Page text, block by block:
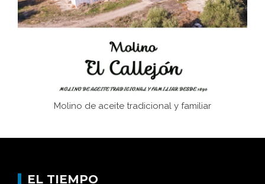
Historia y vivencias del poblado de Los Hurones
Molino de aceite tradicional y familiar
EL TIEMPO